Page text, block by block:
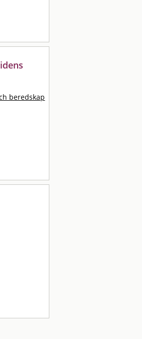
beredskap